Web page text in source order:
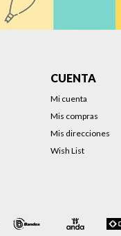
CUENTA
Mi cuenta
Mis compras
Mis direcciones
Wish List